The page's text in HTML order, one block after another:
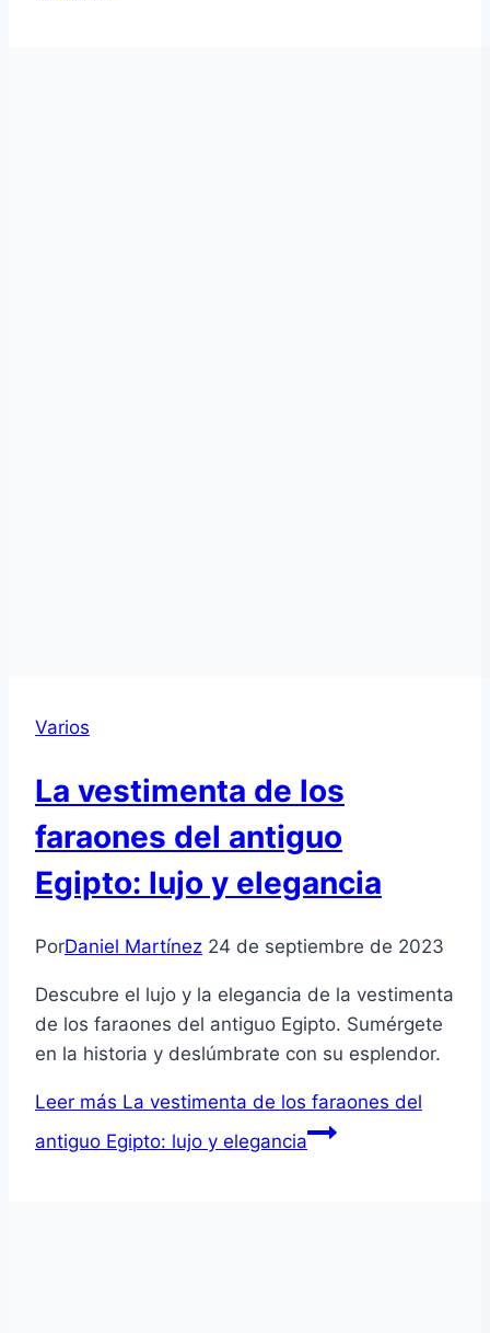
Varios
La vestimenta de los
faraones del antiguo
Egipto: lujo y elegancia
PorDaniel Martínez 24 de septiembre de 2023
Descubre el lujo y la elegancia de la vestimenta
de los faraones del antiguo Egipto. Sumérgete
en la historia y deslúmbrate con su esplendor.
Leer más La vestimenta de los faraones del
antiguo Egipto: lujo y elegancia